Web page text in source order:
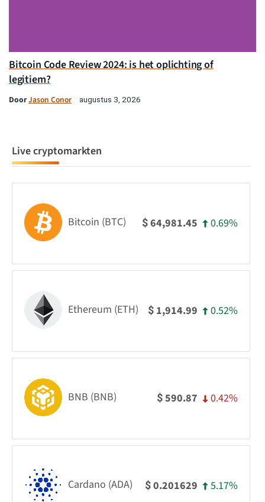
Bitcoin Code Review 2024: is het oplichting of
legitiem?
DoorJason Conor augustus 3, 2026
Live cryptomarkten
Bitcoin (BTC) $64,981.45 0.69%
Ethereum (ETH) $ 1,914.99 0.52%
BNB (BNB) $590.87 0.42%
Cardano (ADA) $0.201629 5.17%